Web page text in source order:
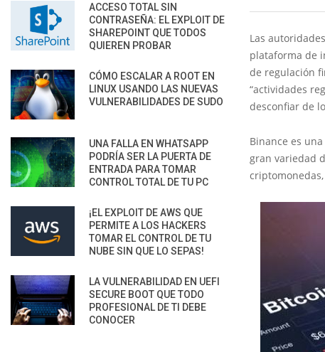
Las
plataforma de
de regulación
“actividades
desconfiar de
Binance es
gran variedad
ACCESO TOTAL SIN
CONTRASEÑA: EL EXPLOIT DE
SHAREPOINT QUE TODOS
QUIEREN PROBAR
CÓMO ESCALAR A ROOT EN
LINUX USANDO LAS NUEVAS
VULNERABILIDADES DE SUDO
UNA FALLA EN WHATSAPP
PODRÍA SER LA PUERTA DE
ENTRADA PARA TOMAR
CONTROL TOTAL DE TU PC
¡EL EXPLOIT DE AWS QUE
PERMITE A LOS HACKERS
TOMAR EL CONTROL DE TU
NUBE SIN QUE LO SEPAS!
LA VULNERABILIDAD EN UEFI
SECURE BOOT QUE TODO
PROFESIONAL DE TI DEBE
CONOCER